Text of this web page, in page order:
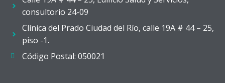
consultorio 24-09
Clínica del Prado Ciudad del Río, calle 19A # 44 – 25,
piso -1.
Código Postal: 050021